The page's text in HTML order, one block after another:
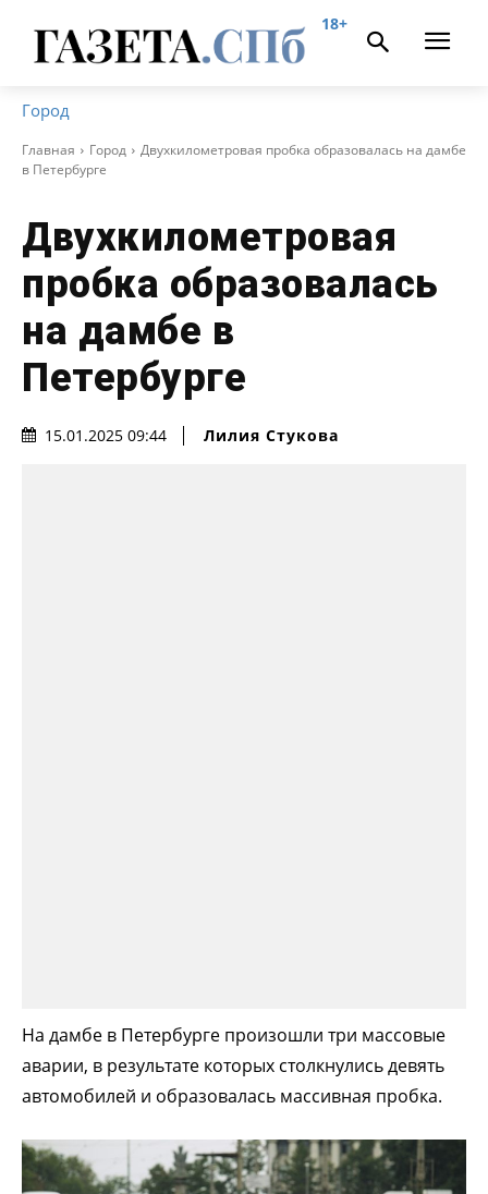
18+
Город
Главная Город
Двухкилометровая пробка образовалась на дамбе
в Петербурге
Двухкилометровая
пробка образовалась
на дамбе в
Петербурге
15.01.2025 09:44 Лилия Стукова
На дамбе в Петербурге произошли три массовые
аварии, в результате которых столкнулись девять
автомобилей и образовалась массивная пробка.